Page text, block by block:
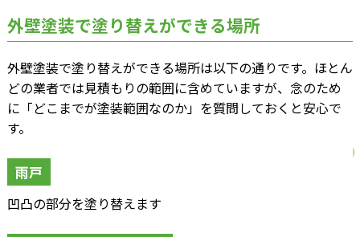
外壁塗装で塗り替えができる場所
外壁塗装で塗り替えができる場所は以下の通りです。ほとん
どの業者では見積もりの範囲に含めていますが、念のため
に「どこまでが塗装範囲なのか」を質問しておくと安心で
す。
雨戸
凹凸の部分を塗り替えます